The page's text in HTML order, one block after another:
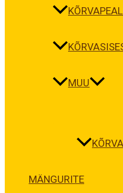
MUU
MÄNGURITE